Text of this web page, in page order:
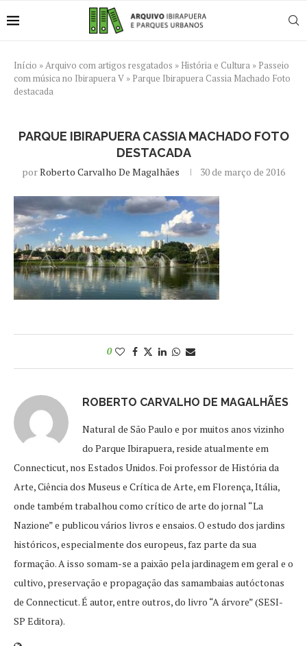
Início »Arquivo com artigos resgatados » História e Cultura » Passeio
com música no Ibirapuera V » Parque Ibirapuera Cassia Machado Foto
destacada
PARQUE IBIRAPUERA CASSIA MACHADO FOTO
DESTACADA
porRoberto Carvalho De Magalhães 30 de março de 2016
0
ROBERTO CARVALHO DE MAGALHÃES
Natural de São Paulo e por muitos anos vizinho
do Parque Ibirapuera, reside atualmente em
Connecticut, nos Estados Unidos. Foi professor de História da
Arte, Ciência dos Museus e Crítica de Arte, em Florença, Itália,
onde também trabalhou como crítico de arte do jornal “La
Nazione” e publicou vários livros e ensaios. O estudo dos jardins
históricos, especialmente dos europeus, faz parte da sua
formação. A isso somam-se a paixão pela jardinagem em geral e o
cultivo, preservação e propagação das samambaias autóctonas
de Connecticut. É autor, entre outros, do livro “A árvore” (SESI-
SP Editora).